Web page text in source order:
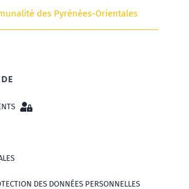
des Pyrénées-Orientales
DES DONNÉES PERSONNELLES